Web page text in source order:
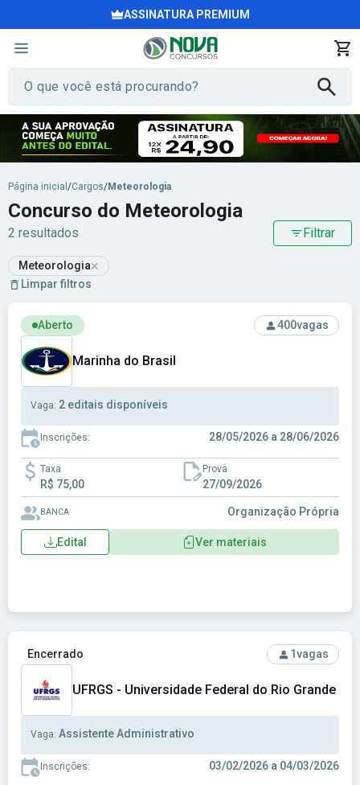
ASSINATURA PREMIUM
Página inicial /Cargos/Meteorologia
Concurso do Meteorologia
2 resultados Filtrar
Meteorologia×
Limpar filtros
Ver concurso: Marinha do Brasil
Aberto 400vagas
Marinha do Brasil
Vaga: 2 editais disponíveis
Inscrições: 28/05/2026 a 28/06/2026
Taxa
R$ 75,00
Prova
27/09/2026
BANCA Organização Própria
Edital Ver materiais
Ver concurso: UFRGS - Universidade Federal do Rio Grande
Encerrado 1vagas
UFRGS - Universidade Federal do Rio Grande do
Vaga: Assistente Administrativo
Inscrições: 03/02/2026 a 04/03/2026